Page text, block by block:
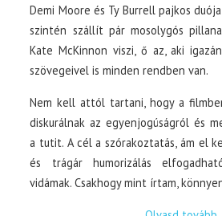
Demi Moore és Ty Burrell pajkos
szintén szállít pár mosolygós
Kate McKinnon viszi, ő az, aki
szövegeivel is minden rendben van.
Nem kell attól tartani, hogy a
diskurálnak az egyenjogúságról és
a tutit. A cél a szórakoztatás, ám el
és trágár humorizálás
vidámak. Csakhogy mint írtam,